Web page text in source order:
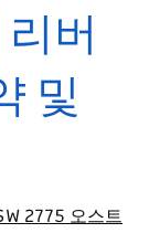
버
및
2775 오스트